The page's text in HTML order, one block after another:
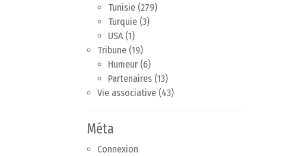
Tunisie (279)
Turquie (3)
USA(1)
Tribune (19)
Humeur (6)
Partenaires (13)
Vie associative (43)
Méta
Connexion